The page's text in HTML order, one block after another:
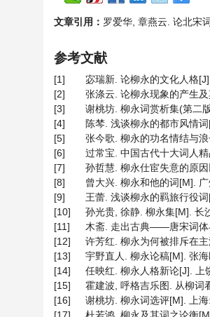
文章引用： 罗爱华, 章燕云. 论北宋
参考文献
[1]
宓瑞新. 论柳永的文化人格
[2]
张涤云. 论柳永现象的产生
[3]
谢桃坊. 柳永词赏析集(第二
[4]
陈棽. 浅谈柳永的都市风情
[5]
张今歌. 柳永的功名情结与
[6]
过常宝. 中国古代十大词人
[7]
孙哲慧. 柳永仕宦失意的原
[8]
曾大兴. 柳永和他的词[M].
[9]
王蕾. 浅谈柳永的羁旅行役
[10]
孙光贵, 徐静. 柳永集[M]. 长
[11]
木斋. 走出古典——唐宋词体
[12]
许芳红. 柳永为何被排斥在
[13]
宇野直人. 柳永论稿[M]. 张
[14]
任映红. 柳永人格新论[J]. 上
[15]
霍建波, 呼格吉乐图. 从柳词
[16]
谢桃坊. 柳永词选评[M]. 上